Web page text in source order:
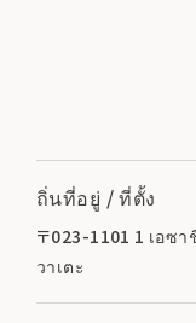
ถิ่นที่อยู่ / ที่ตั้ง
〒023-1101 1 เอซ
วาเตะ